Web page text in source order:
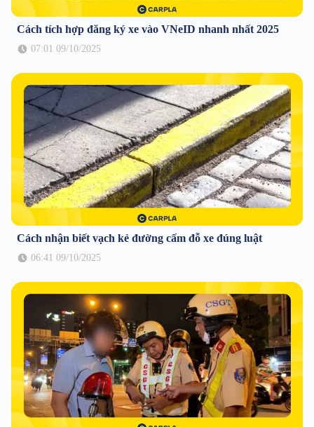
Cách tích hợp đăng ký xe vào VNeID nhanh nhất 2025
07:01 09/10/2025
Cách nhận biết vạch kẻ đường cấm đỗ xe đúng luật
06:41 09/10/2025